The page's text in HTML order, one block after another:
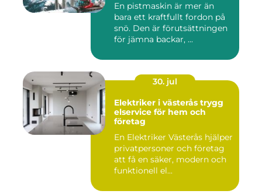
En pistmaskin är mer än
bara ett kraftfullt fordon på
snö. Den är förutsättningen
för jämna backar, ...
30. jul
Elektriker i västerås trygg
elservice för hem och
företag
En Elektriker Västerås hjälper
privatpersoner och företag
att få en säker, modern och
funktionell el...